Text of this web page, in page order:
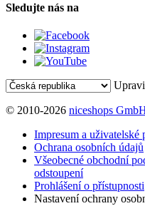
Sledujte nás na
© 2010-2026 niceshops
Impresum a uživatelské
Ochrana osobních údajů
Všeobecné obchodní
odstoupení
Prohlášení o přístupnosti
Nastavení ochrany